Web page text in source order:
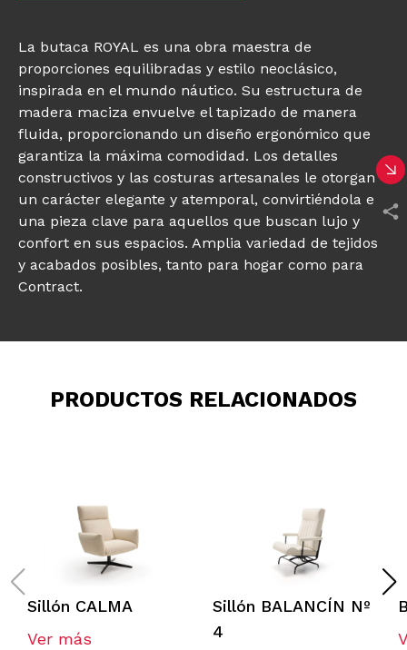
La butaca ROYAL es una obra maestra de
proporciones equilibradas y estilo neoclásico,
inspirada en el mundo náutico. Su estructura de
madera maciza envuelve el tapizado de manera
fluida, proporcionando un diseño ergonómico que
garantiza la máxima comodidad. Los detalles
constructivos y las costuras artesanales le otorgan
un carácter elegante y atemporal, convirtiéndola en
una pieza clave para aquellos que buscan lujo y
confort en sus espacios. Amplia variedad de tejidos
y acabados posibles, tanto para hogar como para
Contract.
PRODUCTOS RELACIONADOS
Sillón CALMA
Ver más
Sillón BALANCÍN Nº
4